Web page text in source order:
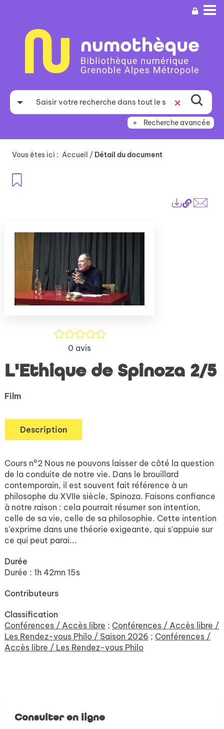
recherche
Recherche avancée
Vous êtes ici : Accueil / Détail du document
Lien
/5
0 avis
L'Ethique de Spinoza 2/5
Film
Description
Cours n°2 Nous ne pouvons laisser de côté la question
de la conduite de notre vie. Dans le brouillard
contemporain, il est souvent fait référence à un
philosophe du XVIIe siècle, Spinoza. Faisons confiance
à notre raison : cela pourrait résumer son intention,
celle de sa vie, celle de sa philosophie. Cette intention
s'exprime dans une théorie exigeante, qui s'appuie sur
ce qui peut parai...
Durée
Durée : 1h 42mn 15s
Contributeurs
Classification
Conférences / Accès libre ; Conférences / Accès libre /
Les Rendez-vous Philo / Saison 2026 ; Conférences /
Accès libre / Les Rendez-vous Philo
Consulter en ligne